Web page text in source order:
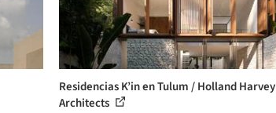
Residencias K’in en Tulum / Holland Harvey
Architects